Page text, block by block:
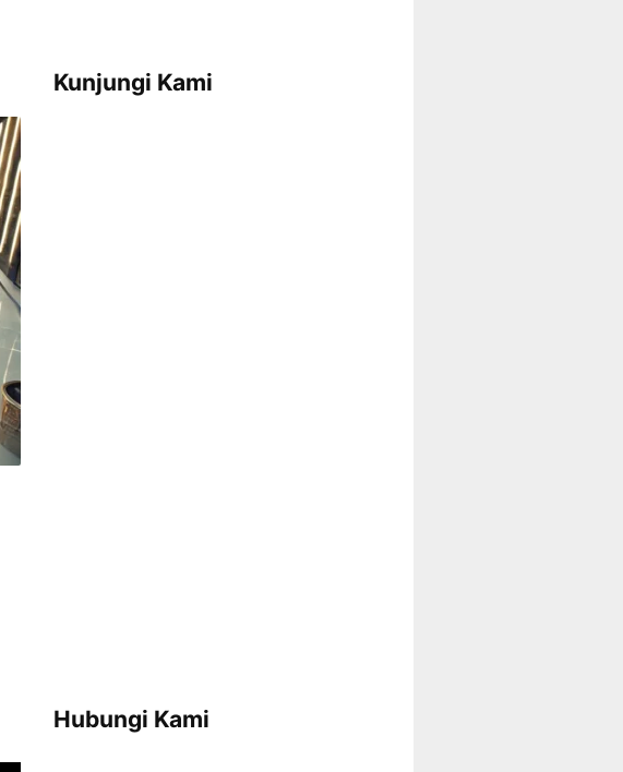
Kunjungi Kami
Hubungi Kami